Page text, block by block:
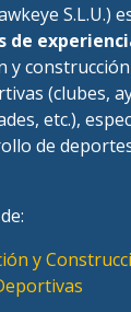
S.L.U.)
de
y
(clubes,
etc.),
de
y